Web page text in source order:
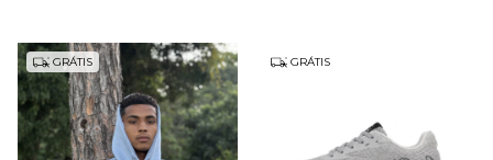
GRÁTIS GRÁTIS